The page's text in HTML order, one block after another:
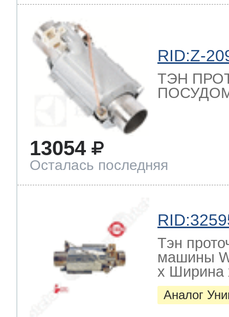
RID:Z-
ТЭН
13054
Осталась последняя
Тэн
машины
х Ширина
Аналог